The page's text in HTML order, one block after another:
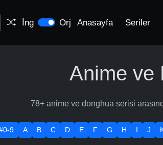
İng Orj Anasayfa Seriler
Anime ve
78+ anime ve donghua serisi
9 A B C D E F G H I J